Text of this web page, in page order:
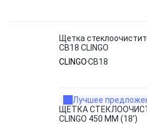
Щетка
CB18 CLINGO
CLINGOCB18
Лучшее
ЩЕТКА
CLINGO 450 ММ (18')